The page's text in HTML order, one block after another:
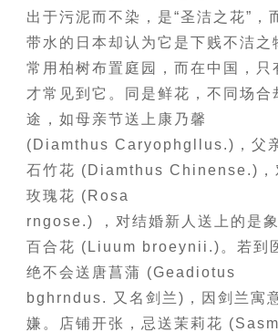
出于污泥而不染，是“圣洁之花”，
带水的日本却认为它是下贱不洁之
常用柏树布置庭园，而在中国，只
才常见到它。同是鲜花，不同场合
途，如母亲节送上康乃馨
(Diamthus Caryophgllus.)，父
石竹花 (Diamthus Chinense.)，
玫瑰花 (Rosa
rngose.) ，对结婚新人送上的是
百合花 (Liuum broeynii.)。若到
绝不会送唐菖蒲 (Geadiotus
bghrndus. 又名剑兰)，因剑兰寓
嫌。店铺开张，忌送茉莉花